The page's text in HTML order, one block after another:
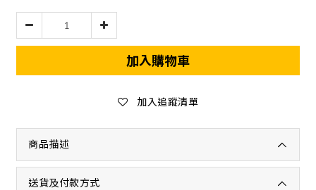
加入購物車
加入追蹤清單
商品描述
送貨及付款方式